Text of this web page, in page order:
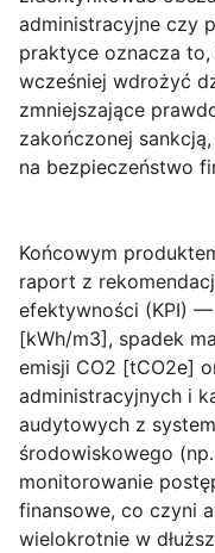
administracyjne czy
praktyce oznacza
wcześniej wdrożyć
zmniejszające
zakończonej
na bezpieczeństwo
Końcowym
raport z
efektywności (KPI)
[kWh/m3], spadek
emisji CO2 [tCO2e]
administracyjnych i
audytowych z
środowiskowego (np.
monitorowanie
finansowe, co czyni
wielokrotnie w